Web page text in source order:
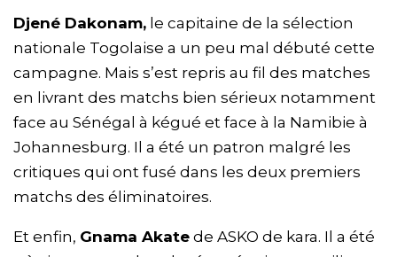
Djené Dakonam, le capitaine de la sélection
nationale Togolaise a un peu mal débuté cette
campagne. Mais s’est repris au fil des matches
en livrant des matchs bien sérieux notamment
face au Sénégal à kégué et face à la Namibie à
Johannesburg. Il a été un patron malgré les
critiques qui ont fusé dans les deux premiers
matchs des éliminatoires.
Et enfin, Gnama Akate de ASKO de kara. Il a été